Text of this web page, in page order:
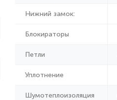
Нижний замок:
Блокираторы
Петли
Уплотнение
Шумотеплоизоляция